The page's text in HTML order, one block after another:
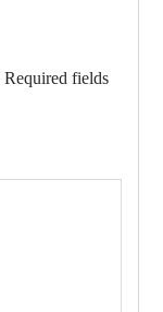
Required fields